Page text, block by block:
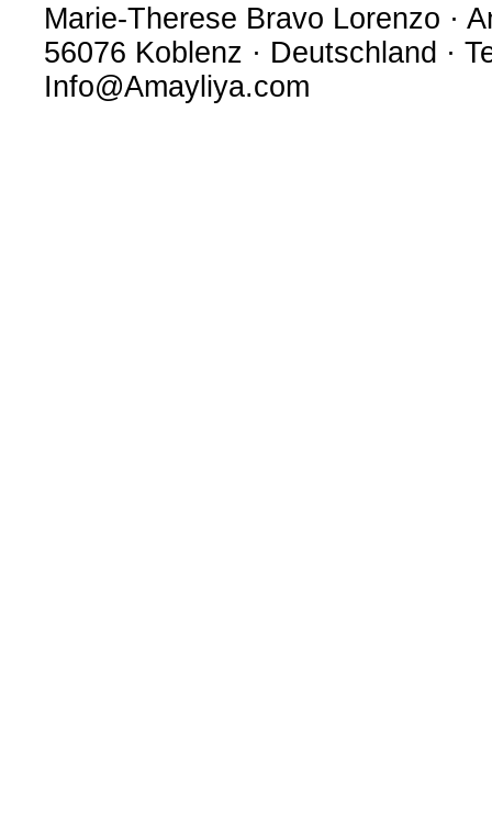
Marie-Therese Bravo Lorenzo ·
56076 Koblenz · Deutschland ·
Info@Amayliya.com